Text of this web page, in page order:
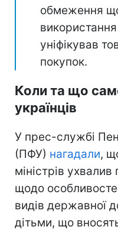
обмеження
уніфікував
покупок.
Коли та що
українців
У прес-службі
(ПФУ) нагадали,
міністрів
щодо
видів державної
дітьми, що